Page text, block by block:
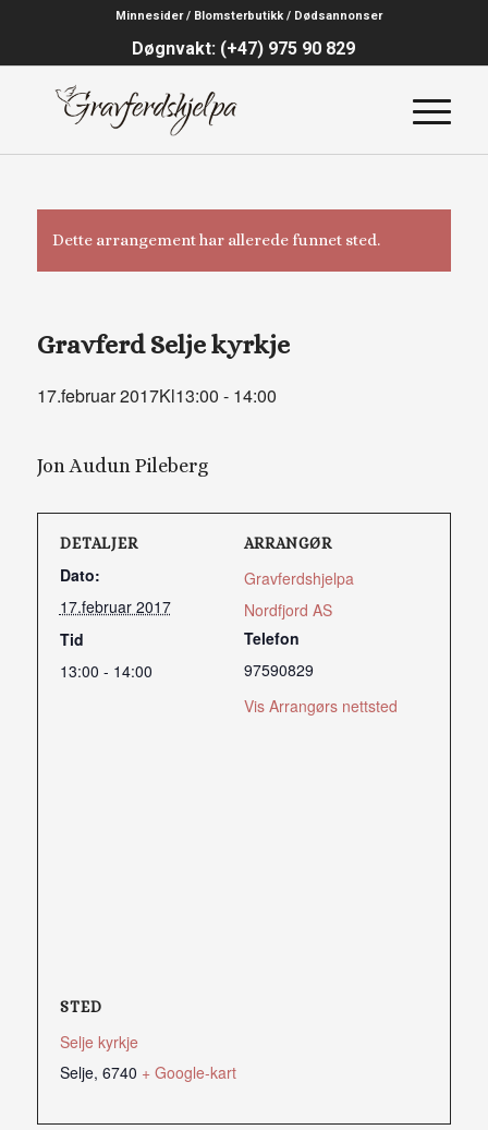
Minnesider / Blomsterbutikk / Dødsannonser
Døgnvakt: (+47) 975 90 829
Dette arrangement har allerede funnet sted.
Gravferd Selje kyrkje
17.februar 2017Kl13:00 - 14:00
Jon Audun Pileberg
DETALJER
Dato:
17.februar 2017
Tid
13:00 - 14:00
ARRANGØR
Gravferdshjelpa
Nordfjord AS
Telefon
97590829
Vis Arrangørs nettsted
STED
Selje kyrkje
Selje, 6740 + Google-kart